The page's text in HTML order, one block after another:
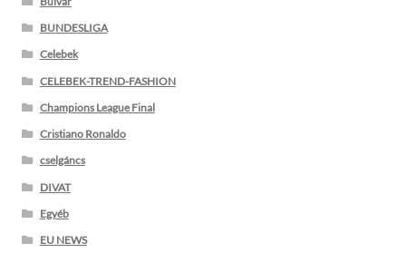
BUNDESLIGA
Celebek
CELEBEK-TREND-FASHION
Champions League Final
Cristiano Ronaldo
cselgáncs
DIVAT
Egyéb
EU NEWS